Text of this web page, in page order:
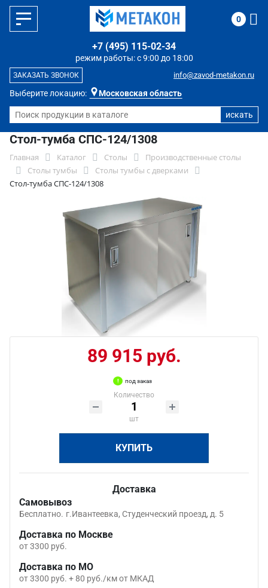
Выберите локацию: Московская область
режим работы: с 9:00 до 18:00
+7 (495) 115-02-34
info@zavod-metakon.ru
ЗАКАЗАТЬ ЗВОНОК
0
Стол-тумба СПС-124/1308
Главная Каталог Столы
Производственные столы
Столы тумбы
Столы тумбы с дверками
Стол-тумба СПС-124/1308
89 915 руб.
под заказ
Количество
шт
КУПИТЬ
Доставка
Самовывоз
Бесплатно. г.Ивантеевка, Студенческий проезд, д. 5
Доставка по Москве
от 3300 руб.
Доставка по МО
от 3300 руб. + 80 руб./км от МКАД